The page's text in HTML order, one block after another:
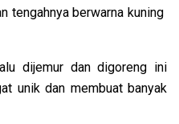
tengahnya berwarna kuning
dijemur dan digoreng ini
unik dan membuat banyak